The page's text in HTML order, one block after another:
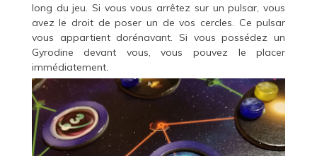
long du jeu. Si vous vous arrêtez sur un pulsar, vous
avez le droit de poser un de vos cercles. Ce pulsar
vous appartient dorénavant. Si vous possédez un
Gyrodine devant vous, vous pouvez le placer
immédiatement.